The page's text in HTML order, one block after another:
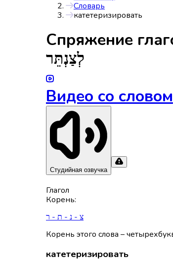
Словарь
катетеризировать
Спряжениe
לְצַנְתֵּר
Видео со словом
Студийная озвучка
Глагол
Корень:
צ - נ - ת - ר
Корень этого слова –
катетеризировать